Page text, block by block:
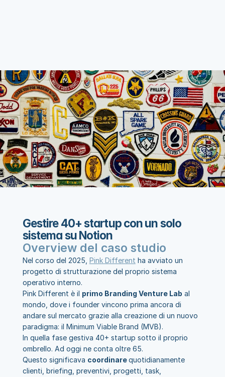
Gestire 40+ startup con un solo
sistema su Notion
Overview del caso studio
Nel corso del 2025, Pink Different ha avviato un
progetto di strutturazione del proprio sistema
operativo interno.
Pink Different è il primo Branding Venture Lab al
mondo, dove i founder vincono prima ancora di
andare sul mercato grazie alla creazione di un nuovo
paradigma: il Minimum Viable Brand (MVB).
In quella fase gestiva 40+ startup sotto il proprio
ombrello. Ad oggi ne conta oltre 65.
Questo significava coordinare quotidianamente
clienti, briefing, preventivi, progetti, task,